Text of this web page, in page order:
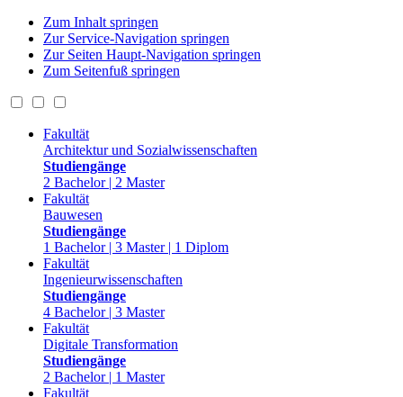
Zum Inhalt springen
Zur Service-Navigation springen
Zur Seiten Haupt-Navigation springen
Zum Seitenfuß springen
Fakultät
Architektur und Sozialwissenschaften
Studiengänge
2 Bachelor | 2 Master
Fakultät
Bauwesen
Studiengänge
1 Bachelor | 3 Master | 1 Diplom
Fakultät
Ingenieurwissenschaften
Studiengänge
4 Bachelor | 3 Master
Fakultät
Digitale Transformation
Studiengänge
2 Bachelor | 1 Master
Fakultät